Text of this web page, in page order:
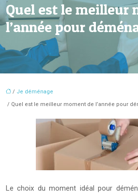
Quel est le meilleur
l’année pour
/ Je déménage
/ Quel est le meilleur moment de l’année pour
Le choix du moment idéal pour